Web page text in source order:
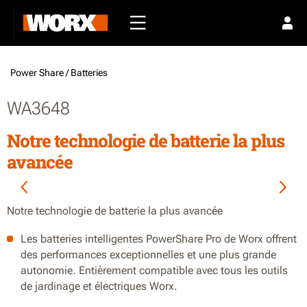
Power Share /Batteries
WA3648
Notre technologie de batterie la plus
avancée
Notre technologie de batterie la plus avancée
Les batteries intelligentes PowerShare Pro de Worx offrent
des performances exceptionnelles et une plus grande
autonomie. Entièrement compatible avec tous les outils
de jardinage et électriques Worx.